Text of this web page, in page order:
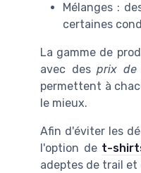
Mélanges :
certaines
La gamme de
avec desprix de
permettent à
le mieux.
Afin d'éviter les
l'option de t-
adeptes de trail et